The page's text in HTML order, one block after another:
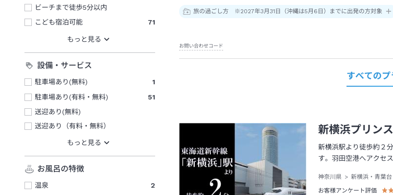
ビーチまで徒歩5分以内
こども宿泊可能
71
設備・サービス
駐車場あり(無料)
1
駐車場あり(有料・無料)
51
送迎あり(無料)
送迎あり（有料・無料）
お風呂の特徴
温泉
2
旅の過ごし方 ※2027年3月31日（沖縄は5月6日）までに出発の方対象
お問い合わせコード
すべての
新横浜プリン
新横浜駅より徒歩約２
す。羽田空港へアクセ
神奈川県
新横浜・青葉
お客様アンケート評価